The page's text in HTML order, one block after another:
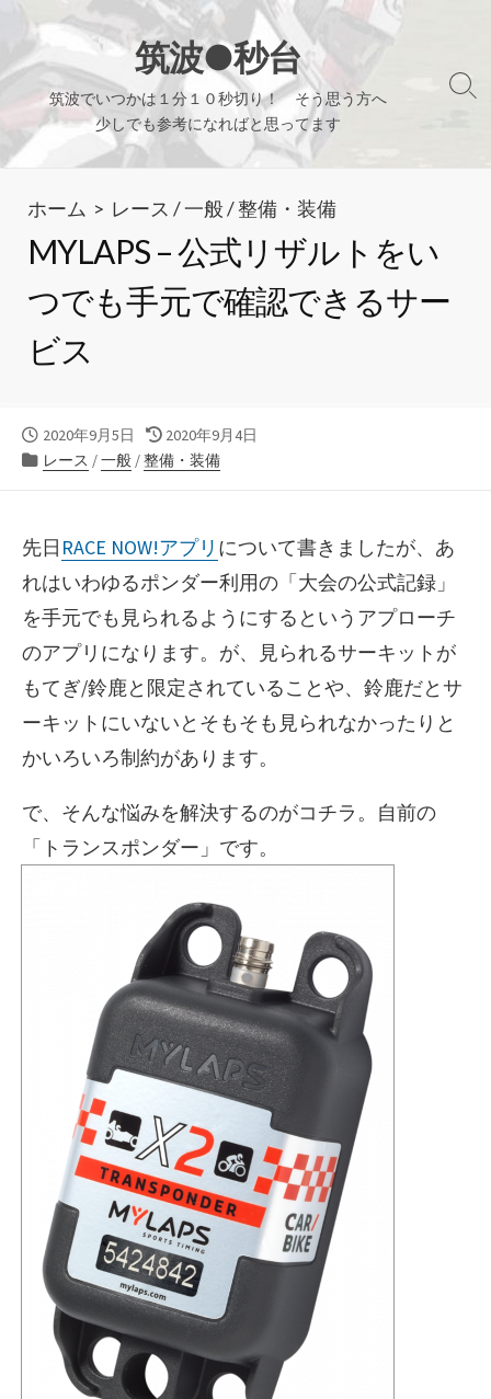
テ
ン
ツ
筑波●秒台
筑波でいつかは１分１０秒切り！ そう思う方へ
少しでも参考になればと思ってます
検
り
ホーム > レース /一般/整備・装備
MYLAPS – 公式リザルトをい
つでも手元で確認できるサー
ビス
公
開
2020年9月5日
最
終
2020年9月4日
カ
リ
ー
レース /一般/整備・装備
先日 RACE NOW!アプリ について書きましたが、あ
れはいわゆるポンダー利用の「大会の公式記録」
を手元でも見られるようにするというアプローチ
のアプリになります。が、見られるサーキットが
もてぎ/鈴鹿と限定されていることや、鈴鹿だとサ
ーキットにいないとそもそも見られなかったりと
かいろいろ制約があります。
で、そんな悩みを解決するのがコチラ。自前の
「トランスポンダー」です。